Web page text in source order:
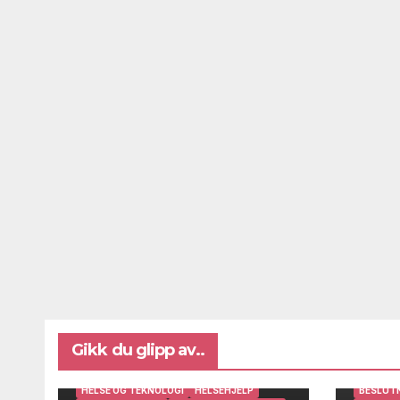
Gikk du glipp av..
BRUKERINNSIKT OG BRUKERMEDVIRKNING
DIGITAL AVSTANDSOPPFØLGING
HELSE OG TEKNOLOGI
HELSEHJELP